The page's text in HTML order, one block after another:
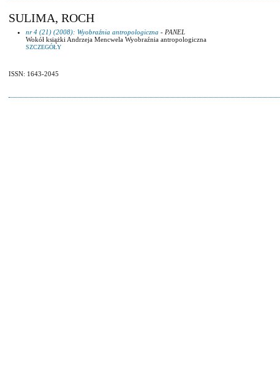
SULIMA, ROCH
nr 4 (21) (2008): Wyobraźnia antropologiczna - PANEL
Wokół książki Andrzeja Mencwela Wyobraźnia antropologiczna
SZCZEGÓŁY
ISSN: 1643-2045